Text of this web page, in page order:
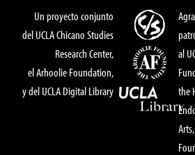
Un proyecto conjunto
del UCLA Chicano Studies
Research Center,
el Arhoolie Foundation,
y del UCLA Digital Library
al
the